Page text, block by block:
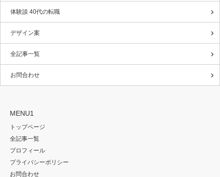
体験談 40代の転職
デザイン案
全記事一覧
お問合わせ
MENU1
トップページ
全記事一覧
プロフィール
プライバシーポリシー
お問合わせ